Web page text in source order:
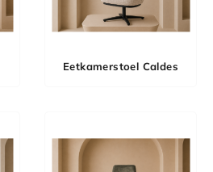
Eetkamerstoel Caldes